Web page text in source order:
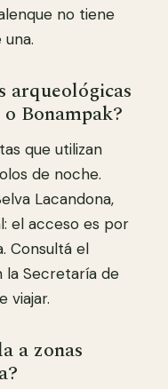
no tiene
arqueológicas
Bonampak?
que utilizan
de noche.
Lacandona,
el acceso es por
Consultá el
la Secretaría de
viajar.
a zonas